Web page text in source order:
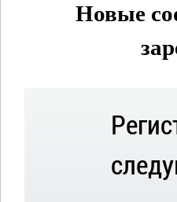
Новые